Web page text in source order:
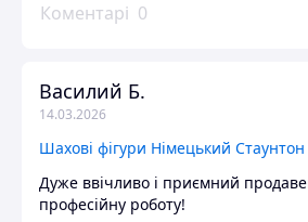
Коментарі 0
Василий Б.
14.03.2026
Дуже ввічливо і приємний
професійну роботу!